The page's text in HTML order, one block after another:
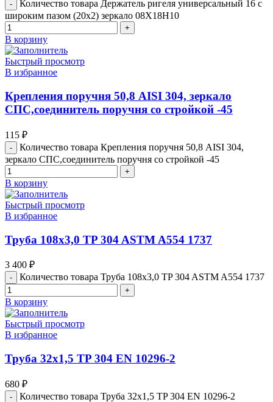
Количество товара Держатель ригеля универсальный 16 с
широким пазом (20х2) зеркало 08Х18Н10
В корзину
Быстрый просмотр
В избранное
Крепления поручня 50,8 AISI 304, зеркало
СПС,соединитель поручня со стройкой -45
115 ₽
Количество товара Крепления поручня 50,8 AISI 304,
зеркало СПС,соединитель поручня со стройкой -45
В корзину
Быстрый просмотр
В избранное
Труба 108х3,0 TP 304 ASTM A554 1737
3 400 ₽
Количество товара Труба 108х3,0 TP 304 ASTM A554 1737
В корзину
Быстрый просмотр
В избранное
Труба 32х1,5 TP 304 EN 10296-2
680 ₽
Количество товара Труба 32х1,5 TP 304 EN 10296-2